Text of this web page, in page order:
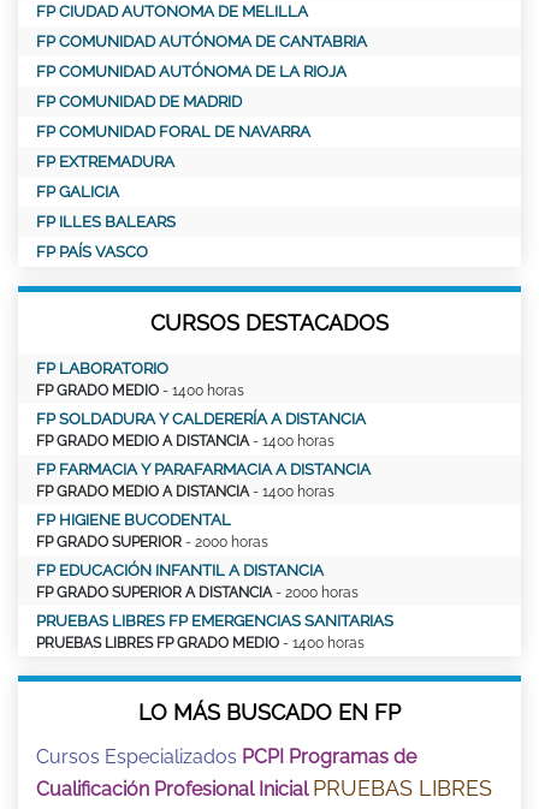
FP CIUDAD AUTONOMA DE MELILLA
FP COMUNIDAD AUTÓNOMA DE CANTABRIA
FP COMUNIDAD AUTÓNOMA DE LA RIOJA
FP COMUNIDAD DE MADRID
FP COMUNIDAD FORAL DE NAVARRA
FP EXTREMADURA
FP GALICIA
FP ILLES BALEARS
FP PAÍS VASCO
CURSOS DESTACADOS
FP LABORATORIO
FP GRADO MEDIO - 1400 horas
FP SOLDADURA Y CALDERERÍA A DISTANCIA
FP GRADO MEDIO A DISTANCIA - 1400 horas
FP FARMACIA Y PARAFARMACIA A DISTANCIA
FP GRADO MEDIO A DISTANCIA - 1400 horas
FP HIGIENE BUCODENTAL
FP GRADO SUPERIOR - 2000 horas
FP EDUCACIÓN INFANTIL A DISTANCIA
FP GRADO SUPERIOR A DISTANCIA - 2000 horas
PRUEBAS LIBRES FP EMERGENCIAS SANITARIAS
PRUEBAS LIBRES FP GRADO MEDIO - 1400 horas
LO MÁS BUSCADO EN FP
Cursos Especializados PCPI Programas de
Cualificación Profesional Inicial PRUEBAS LIBRES